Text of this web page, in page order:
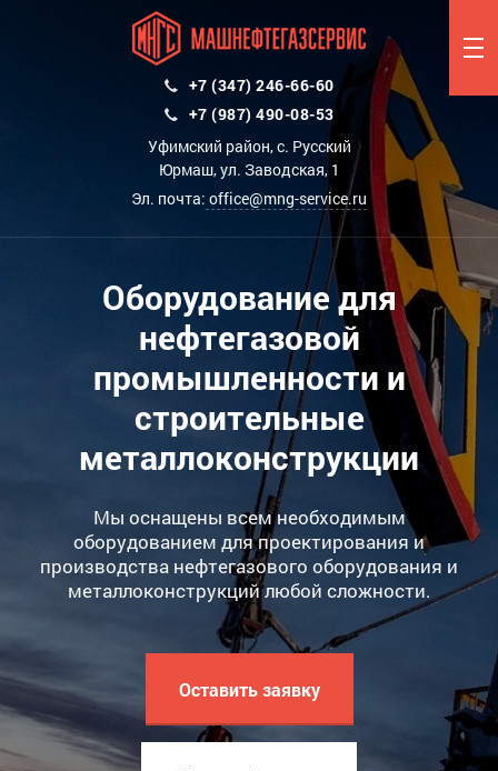
+7 (347) 246-66-60
+7 (987) 490-08-53
Уфимский район, с. Русский
Юрмаш, ул. Заводская, 1
Эл. почта: office@mng-service.ru
Оборудование для
нефтегазовой
промышленности и
строительные
металлоконструкции
Мы оснащены всем необходимым
оборудованием для проектирования и
производства нефтегазового оборудования и
металлоконструкций любой сложности.
Оставить заявку